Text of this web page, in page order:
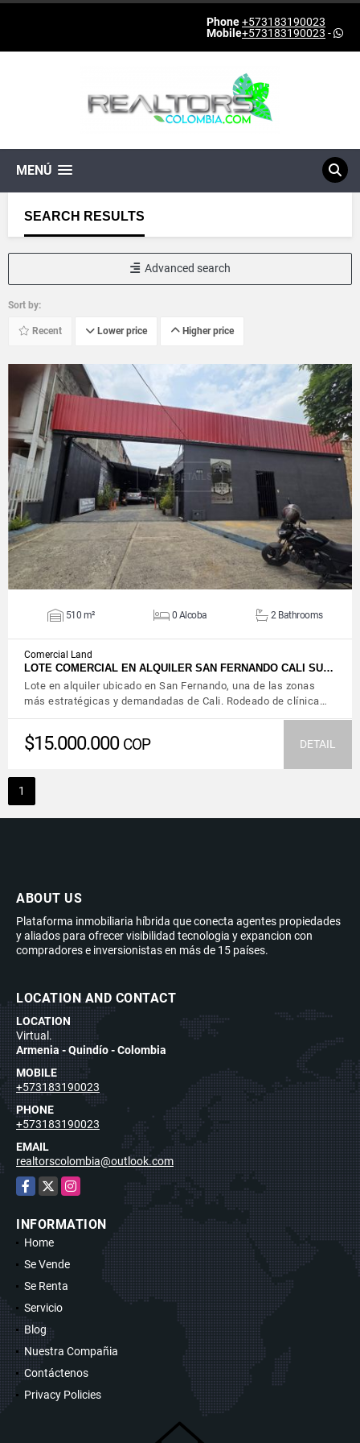
Phone+573183190023
Mobile+573183190023 -
MENÚ
SEARCH RESULTS
Advanced search
Sort by:
Recent Lower price Higher price
VIEW DETAILS
510 m² 0 Alcoba 2 Bathrooms
Comercial Land
LOTE COMERCIAL EN ALQUILER SAN FERNANDO CALI SU…
Lote en alquiler ubicado en San Fernando, una de las zonas
más estratégicas y demandadas de Cali. Rodeado de clínica…
$15.000.000 COP DETAIL
1
ABOUT US
Plataforma inmobiliaria híbrida que conecta agentes propiedades
y aliados para ofrecer visibilidad tecnologia y expancion con
compradores e inversionistas en más de 15 países.
LOCATION AND CONTACT
LOCATION
Virtual.
Armenia - Quindío - Colombia
MOBILE
+573183190023
PHONE
+573183190023
EMAIL
realtorscolombia@outlook.com
Facebook
X Instagram
INFORMATION
Home
Se Vende
Se Renta
Servicio
Blog
Nuestra Compañia
Contáctenos
Privacy Policies